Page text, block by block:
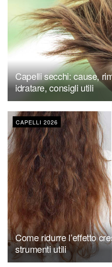
Capelli secchi: cause,
idratare, consigli utili
CAPELLI 2026
Come ridurre l’effetto
strumenti utili